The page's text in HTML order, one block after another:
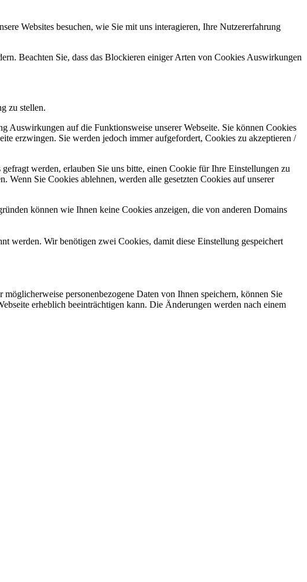
Websites besuchen, wie Sie mit uns interagieren, Ihre Nutzererfahrung
Beachten Sie, dass das Blockieren einiger Arten von Cookies Auswirkungen
zu stellen.
Auswirkungen auf die Funktionsweise unserer Webseite. Sie können Cookies
erzwingen. Sie werden jedoch immer aufgefordert, Cookies zu akzeptieren /
werden, erlauben Sie uns bitte, einen Cookie für Ihre Einstellungen zu
Wenn Sie Cookies ablehnen, werden alle gesetzten Cookies auf unserer
können wie Ihnen keine Cookies anzeigen, die von anderen Domains
werden. Wir benötigen zwei Cookies, damit diese Einstellung gespeichert
personenbezogene Daten von Ihnen speichern, können Sie
erheblich beeinträchtigen kann. Die Änderungen werden nach einem